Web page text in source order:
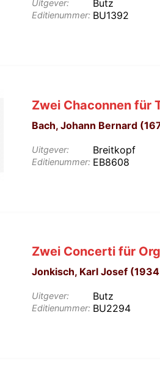
Uitgever: Butz
Editienummer: BU1392
Zwei Chaconnen für
Bach, Johann Bernard
Uitgever: Breitkopf
Editienummer: EB8608
Zwei Concerti für
Jonkisch, Karl Josef
Uitgever: Butz
Editienummer: BU2294